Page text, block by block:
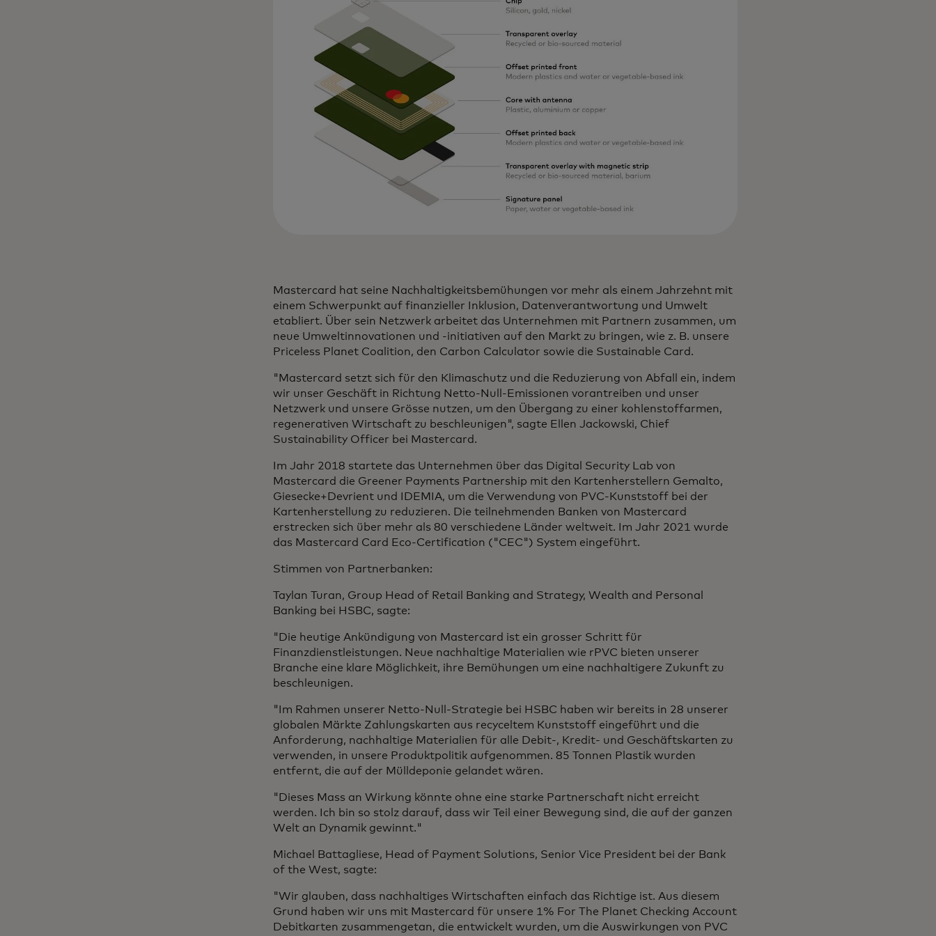
Mastercard hat seine Nachhaltigkeitsbemühungen vor mehr als einem Jahrzehnt mit
einem Schwerpunkt auf finanzieller Inklusion, Datenverantwortung und Umwelt
etabliert. Über sein Netzwerk arbeitet das Unternehmen mit Partnern zusammen, um
neue Umweltinnovationen und -initiativen auf den Markt zu bringen, wie z. B. unsere
Priceless Planet Coalition, den Carbon Calculator sowie die Sustainable Card.
"Mastercard setzt sich für den Klimaschutz und die Reduzierung von Abfall ein, indem
wir unser Geschäft in Richtung Netto-Null-Emissionen vorantreiben und unser
Netzwerk und unsere Grösse nutzen, um den Übergang zu einer kohlenstoffarmen,
regenerativen Wirtschaft zu beschleunigen", sagte Ellen Jackowski, Chief
Sustainability Officer bei Mastercard.
Im Jahr 2018 startete das Unternehmen über das Digital Security Lab von
Mastercard die Greener Payments Partnership mit den Kartenherstellern Gemalto,
Giesecke+Devrient und IDEMIA, um die Verwendung von PVC-Kunststoff bei der
Kartenherstellung zu reduzieren. Die teilnehmenden Banken von Mastercard
erstrecken sich über mehr als 80 verschiedene Länder weltweit. Im Jahr 2021 wurde
das Mastercard Card Eco-Certification ("CEC") System eingeführt.
Stimmen von Partnerbanken:
Taylan Turan, Group Head of Retail Banking and Strategy, Wealth and Personal
Banking bei HSBC, sagte:
"Die heutige Ankündigung von Mastercard ist ein grosser Schritt für
Finanzdienstleistungen. Neue nachhaltige Materialien wie rPVC bieten unserer
Branche eine klare Möglichkeit, ihre Bemühungen um eine nachhaltigere Zukunft zu
beschleunigen.
"Im Rahmen unserer Netto-Null-Strategie bei HSBC haben wir bereits in 28 unserer
globalen Märkte Zahlungskarten aus recyceltem Kunststoff eingeführt und die
Anforderung, nachhaltige Materialien für alle Debit-, Kredit- und Geschäftskarten zu
verwenden, in unsere Produktpolitik aufgenommen. 85 Tonnen Plastik wurden
entfernt, die auf der Mülldeponie gelandet wären.
"Dieses Mass an Wirkung könnte ohne eine starke Partnerschaft nicht erreicht
werden. Ich bin so stolz darauf, dass wir Teil einer Bewegung sind, die auf der ganzen
Welt an Dynamik gewinnt."
Michael Battagliese, Head of Payment Solutions, Senior Vice President bei der Bank
of the West, sagte:
"Wir glauben, dass nachhaltiges Wirtschaften einfach das Richtige ist. Aus diesem
Grund haben wir uns mit Mastercard für unsere 1% For The Planet Checking Account
Debitkarten zusammengetan, die entwickelt wurden, um die Auswirkungen von PVC